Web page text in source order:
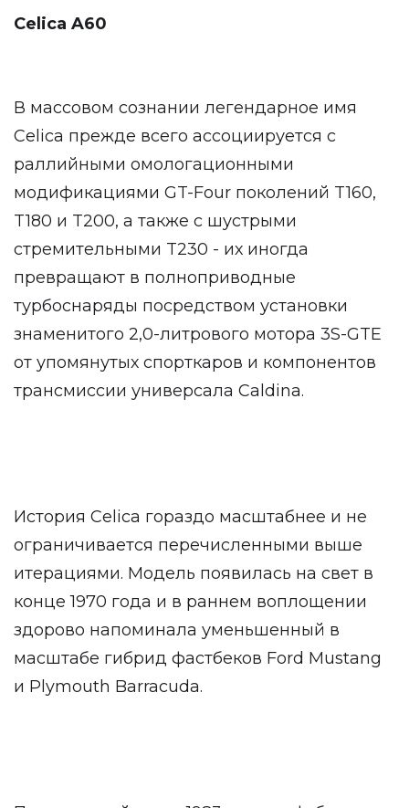
Celica A60
В массовом сознании легендарное имя
Celica прежде всего ассоциируется с
раллийными омологационными
модификациями GT-Four поколений T160,
T180 и T200, а также с шустрыми
стремительными T230 - их иногда
превращают в полноприводные
турбоснаряды посредством установки
знаменитого 2,0-литрового мотора 3S-GTE
от упомянутых спорткаров и компонентов
трансмиссии универсала Caldina.
История Celica гораздо масштабнее и не
ограничивается перечисленными выше
итерациями. Модель появилась на свет в
конце 1970 года и в раннем воплощении
здорово напоминала уменьшенный в
масштабе гибрид фастбеков Ford Mustang
и Plymouth Barracuda.